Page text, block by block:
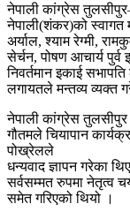
नेपाली कांग्रेस
नेपाली(शंकर)को स्वागत
अर्याल, श्याम रेग्मी,
सेर्चन, पोषण आचार्य पुर्व
निवर्तमान इकाई
लगायतले मन्तव्य व्यक्त
नेपाली कांग्रेस
गौतमले चियापान
पोख्रेलले
धन्यवाद ज्ञापन गरेका
सर्वसम्मत रुपमा नेतृत्व
समेत गरिएको थियो ।